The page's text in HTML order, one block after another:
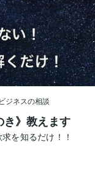
ジネスの相談
き》教えます
を知るだけ！！